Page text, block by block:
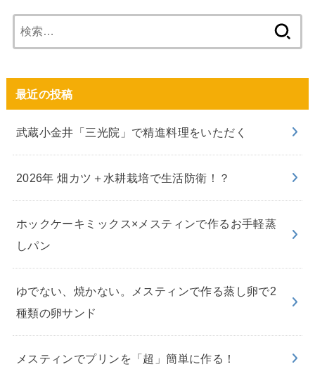
索:
最近の投稿
武蔵小金井「三光院」で精進料理をいただく
2026年 畑カツ＋水耕栽培で生活防衛！？
ホックケーキミックス×メスティンで作るお手軽蒸
しパン
ゆでない、焼かない。メスティンで作る蒸し卵で2
種類の卵サンド
メスティンでプリンを「超」簡単に作る！